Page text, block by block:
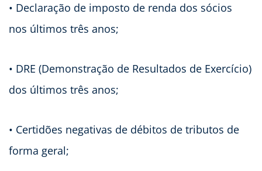
• Declaração de imposto de renda dos sócios
nos últimos três anos;
• DRE (Demonstração de Resultados de Exercício)
dos últimos três anos;
• Certidões negativas de débitos de tributos de
forma geral;